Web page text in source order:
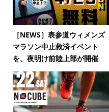
［NEWS］表参道ウィメンズ
マラソン中止救済イベント
を、夜明け前陸上部が開催